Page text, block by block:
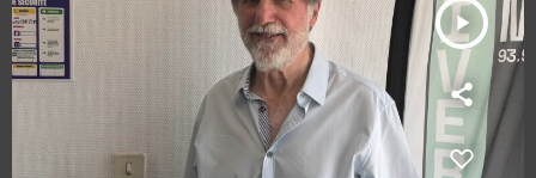
play_arrow